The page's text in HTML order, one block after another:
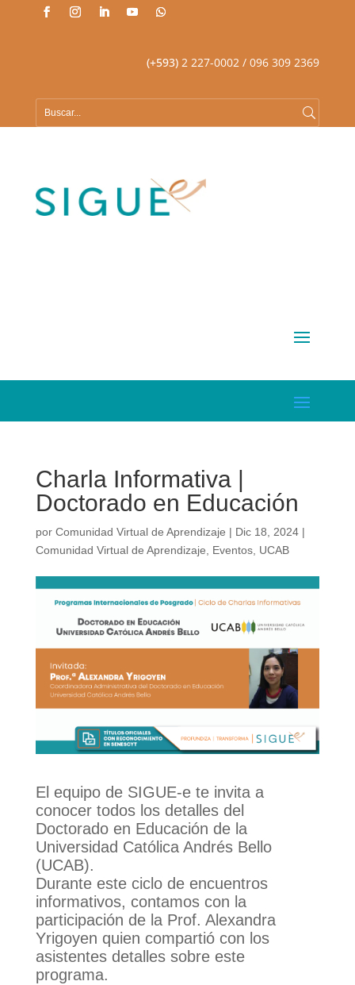
(+593)2 227-0002 / 096 309 2369
Charla Informativa |
Doctorado en Educación
por Comunidad Virtual de Aprendizaje | Dic 18, 2024|
Comunidad Virtual de Aprendizaje
Eventos, UCAB
El equipo de SIGUE-e te invita a
conocer todos los detalles del
Doctorado en Educación de la
Universidad Católica Andrés Bello
(UCAB).
Durante este ciclo de encuentros
informativos, contamos con la
participación de la Prof. Alexandra
Yrigoyen quien compartió con los
asistentes detalles sobre este
programa.